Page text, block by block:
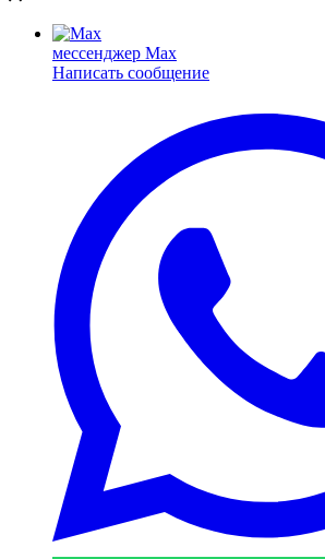
мессенджер Max
Написать сообщение